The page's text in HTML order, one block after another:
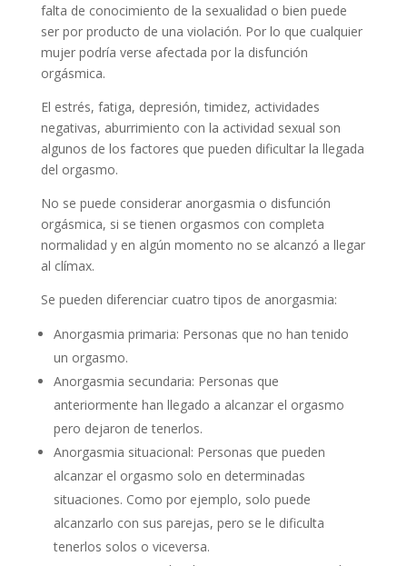
falta de conocimiento de la sexualidad o bien puede
ser por producto de una violación. Por lo que cualquier
mujer podría verse afectada por la disfunción
orgásmica.
El estrés, fatiga, depresión, timidez, actividades
negativas, aburrimiento con la actividad sexual son
algunos de los factores que pueden dificultar la llegada
del orgasmo.
No se puede considerar anorgasmia o disfunción
orgásmica, si se tienen orgasmos con completa
normalidad y en algún momento no se alcanzó a llegar
al clímax.
Se pueden diferenciar cuatro tipos de anorgasmia:
Anorgasmia primaria: Personas que no han tenido
un orgasmo.
Anorgasmia secundaria: Personas que
anteriormente han llegado a alcanzar el orgasmo
pero dejaron de tenerlos.
Anorgasmia situacional: Personas que pueden
alcanzar el orgasmo solo en determinadas
situaciones. Como por ejemplo, solo puede
alcanzarlo con sus parejas, pero se le dificulta
tenerlos solos o viceversa.